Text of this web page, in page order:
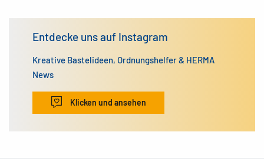
Entdecke uns auf Instagram
Kreative Bastelideen, Ordnungshelfer & HERMA
News
Klicken und ansehen